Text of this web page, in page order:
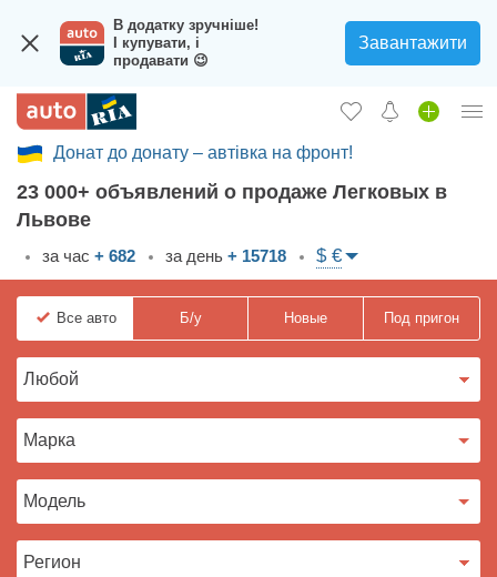
В додатку зручніше!
І купувати, і
продавати 😉
Завантажити
Вход в кабинет
Збір на авто для ЗСУ
Автомобили б/у
Новые авто
Новости
Отзывы об авто
Загрузить приложение
Донат до донату – автівка на фронт!
23 000+ объявлений о продаже Легковых в
Львове
за час + 682 за день + 15718 $ €
Все авто Б/у Новые Под пригон